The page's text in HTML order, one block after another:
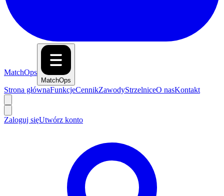
MatchOps
MatchOps
Strona głównaFunkcjeCennikZawodyStrzelniceO nasKontakt
Zaloguj sięUtwórz konto